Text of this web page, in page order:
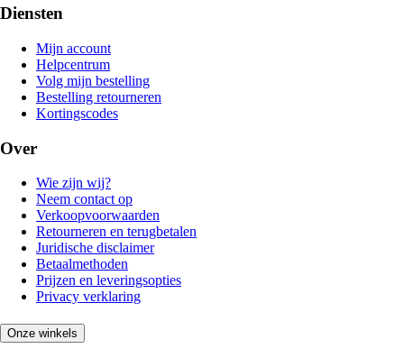
Diensten
Mijn account
Helpcentrum
Volg mijn bestelling
Bestelling retourneren
Kortingscodes
Over
Wie zijn wij?
Neem contact op
Verkoopvoorwaarden
Retourneren en terugbetalen
Juridische disclaimer
Betaalmethoden
Prijzen en leveringsopties
Privacy verklaring
Onze winkels